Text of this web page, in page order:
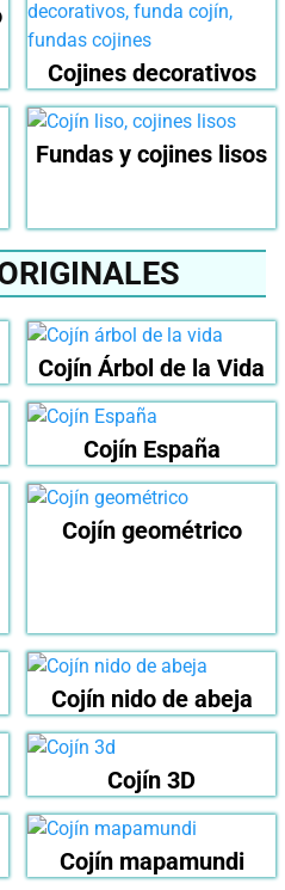
Cojines decorativos
Fundas y cojines lisos
Cojín Árbol de la Vida
Cojín España
Cojín geométrico
Cojín nido de abeja
Cojín 3D
Cojín mapamundi